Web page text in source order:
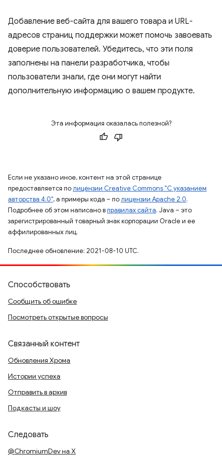
Добавление веб-сайта для вашего товара и URL-
адресов страниц поддержки может помочь завоевать
доверие пользователей. Убедитесь, что эти поля
заполнены на панели разработчика, чтобы
пользователи знали, где они могут найти
дополнительную информацию о вашем продукте.
Эта информация оказалась полезной?
Если не указано иное, контент на этой странице
предоставляется полицензии Creative Commons "С указанием
авторства 4.0", а примеры кода – полицензии Apache 2.0.
Подробнее об этом написано вправилах сайта. Java – это
зарегистрированный товарный знак корпорации Oracle и ее
аффилированных лиц.
Последнее обновление: 2021-08-10 UTC.
Способствовать
Сообщить об ошибке
Посмотреть открытые вопросы
Связанный контент
Обновления Хрома
Истории успеха
Отправить в архив
Подкасты и шоу
Следовать
@ChromiumDev на X